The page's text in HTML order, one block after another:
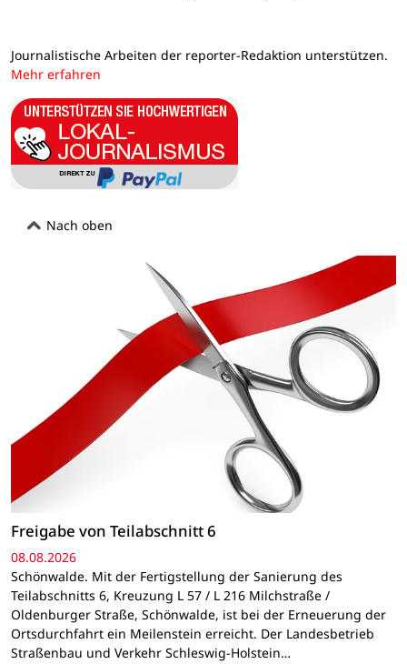
Journalistische Arbeiten der reporter-Redaktion unterstützen.
Mehr erfahren
Nach oben
Freigabe von Teilabschnitt 6
08.08.2026
Schönwalde. Mit der Fertigstellung der Sanierung des
Teilabschnitts 6, Kreuzung L 57 / L 216 Milchstraße /
Oldenburger Straße, Schönwalde, ist bei der Erneuerung der
Ortsdurchfahrt ein Meilenstein erreicht. Der Landesbetrieb
Straßenbau und Verkehr Schleswig-Holstein…